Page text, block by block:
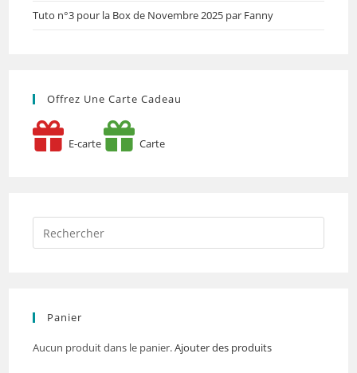
Tuto n°3 pour la Box de Novembre 2025 par Fanny
Offrez Une Carte Cadeau
E-carte Carte
Panier
Aucun produit dans le panier.Ajouter des produits